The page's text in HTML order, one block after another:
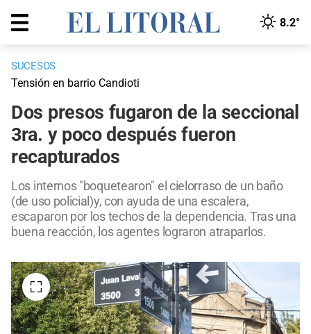
8.2°
SUCESOS
Tensión en barrio Candioti
Dos presos fugaron de la seccional
3ra. y poco después fueron
recapturados
Los internos "boquetearon" el cielorraso de un baño
(de uso policial)y, con ayuda de una escalera,
escaparon por los techos de la dependencia. Tras una
buena reacción, los agentes lograron atraparlos.